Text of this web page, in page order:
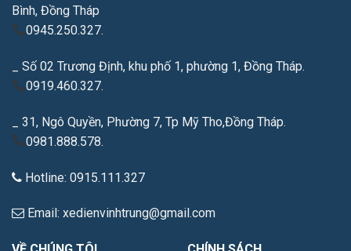
Bình, Đồng Tháp
0945.250.327.
_ Số 02 Trương Định, khu phố 1, phường 1, Đồng Tháp.
0919.460.327.
_ 31, Ngô Quyền, Phường 7, Tp Mỹ Tho,Đồng Tháp.
0981.888.578.
Hotline: 0915.111.327
Email: xedienvinhtrung@gmail.com